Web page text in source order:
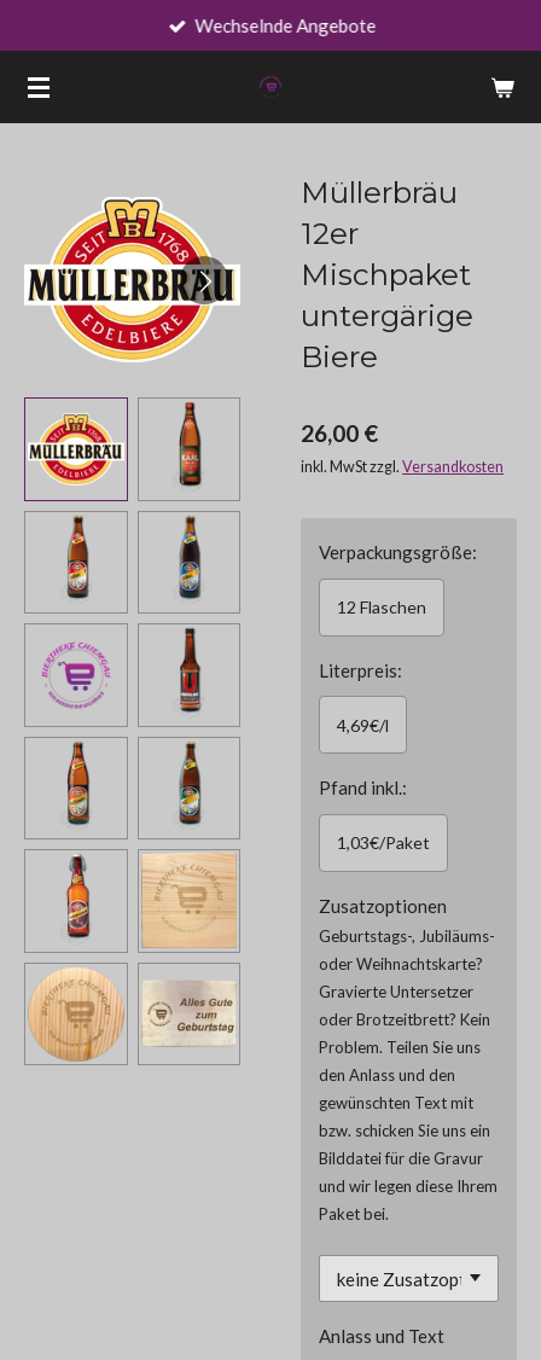
springen
Wechselnde Angebote
Müllerbräu
12er
Mischpaket
untergärige
Biere
26,00 €
inkl. MwSt zzgl. Versandkosten
Verpackungsgröße:
12 Flaschen
Literpreis:
4,69€/l
Pfand inkl.:
1,03€/Paket
Zusatzoptionen
Geburtstags-, Jubiläums-
oder Weihnachtskarte?
Gravierte Untersetzer
oder Brotzeitbrett? Kein
Problem. Teilen Sie uns
den Anlass und den
gewünschten Text mit
bzw. schicken Sie uns ein
Bilddatei für die Gravur
und wir legen diese Ihrem
Paket bei.
Anlass und Text